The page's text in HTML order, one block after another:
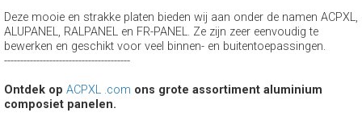
Deze mooie en strakke platen bieden wij aan onder de namen ACPXL,
ALUPANEL, RALPANEL en FR-PANEL. Ze zijn zeer eenvoudig te
bewerken en geschikt voor veel binnen- en buitentoepassingen.
---------------------------------------
Ontdek op ACPXL .com ons grote assortiment aluminium
composiet panelen.